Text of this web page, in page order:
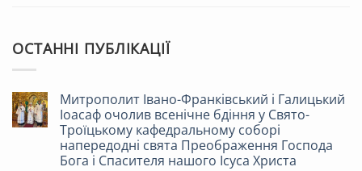
ОСТАННІ ПУБЛІКАЦІЇ
Митрополит Івано-Франківський і Галицький
Іоасаф очолив всенічне бдіння у Свято-
Троїцькому кафедральному соборі
напередодні свята Преображення Господа
Бога і Спасителя нашого Ісуса Христа